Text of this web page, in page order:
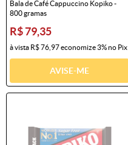
Bala de Café Cappuccino Kopiko -
800 gramas
R$ 79,35
à vista R$ 76,97economize3%no Pix
AVISE-ME